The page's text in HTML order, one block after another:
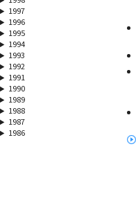
1997
1996
1995
1994
1993
1992
1991
1990
1989
1988
1987
1986